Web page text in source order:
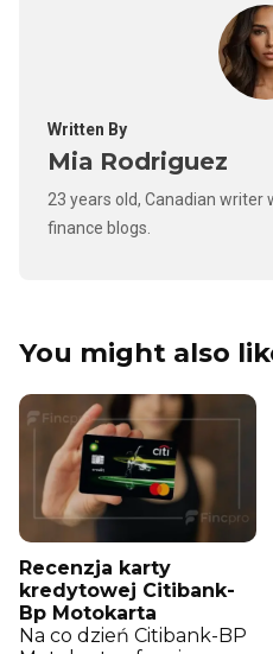
Written By
Mia Rodriguez
23 years old, Canadian writer
finance blogs.
You might also
Recenzja karty
kredytowej Citibank-
Bp Motokarta
Na co dzień Citibank-BP